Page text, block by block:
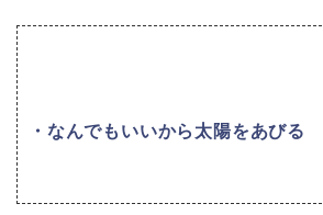
・なんでもいいから太陽をあびる